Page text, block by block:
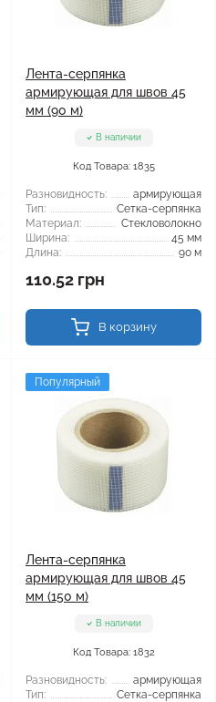
Лента-серпянка
армирующая для швов 45
мм (90 м)
В наличии
Код Товара: 1835
Разновидность:
армирующая
Тип:
Сетка-серпянка
Материал:
Стекловолокно
Ширина:
45 мм
Длина:
90 м
110.52 грн
В корзину
Популярный
Лента-серпянка
армирующая для швов 45
мм (150 м)
В наличии
Код Товара: 1832
Разновидность:
армирующая
Тип:
Сетка-серпянка